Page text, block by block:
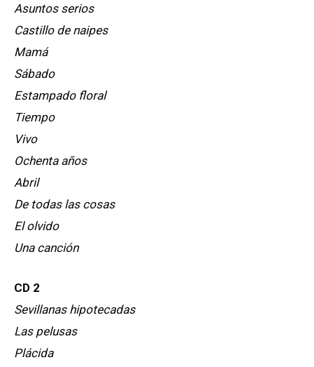
Asuntos serios
Castillo de naipes
Mamá
Sábado
Estampado floral
Tiempo
Vivo
Ochenta años
Abril
De todas las cosas
El olvido
Una canción
CD 2
Sevillanas hipotecadas
Las pelusas
Plácida